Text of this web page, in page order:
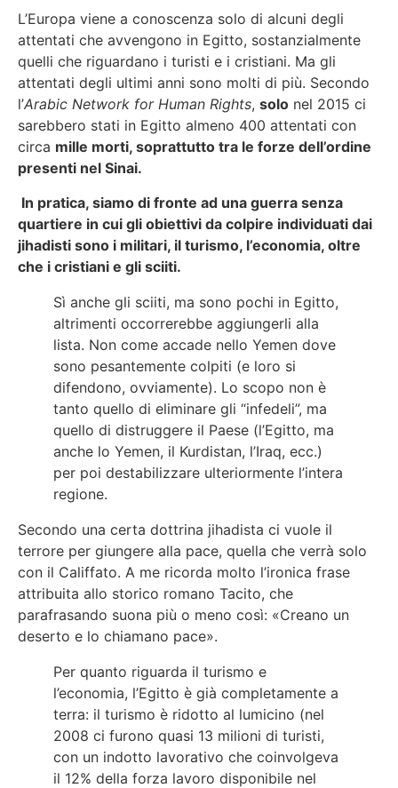
L’Europa viene a conoscenza solo di alcuni degli
attentati che avvengono in Egitto, sostanzialmente
quelli che riguardano i turisti e i cristiani. Ma gli
attentati degli ultimi anni sono molti di più. Secondo
l’Arabic Network for Human Rights, solo nel 2015 ci
sarebbero stati in Egitto almeno 400 attentati con
circa mille morti, soprattutto tra le forze dell’ordine
presenti nel Sinai.
In pratica, siamo di fronte ad una guerra senza
quartiere in cui gli obiettivi da colpire individuati dai
jihadisti sono i militari, il turismo, l’economia, oltre
che i cristiani e gli sciiti.
Sì anche gli sciiti, ma sono pochi in Egitto,
altrimenti occorrerebbe aggiungerli alla
lista. Non come accade nello Yemen dove
sono pesantemente colpiti (e loro si
difendono, ovviamente). Lo scopo non è
tanto quello di eliminare gli “infedeli”, ma
quello di distruggere il Paese (l’Egitto, ma
anche lo Yemen, il Kurdistan, l’Iraq, ecc.)
per poi destabilizzare ulteriormente l’intera
regione.
Secondo una certa dottrina jihadista ci vuole il
terrore per giungere alla pace, quella che verrà solo
con il Califfato. A me ricorda molto l’ironica frase
attribuita allo storico romano Tacito, che
parafrasando suona più o meno così: «Creano un
deserto e lo chiamano pace».
Per quanto riguarda il turismo e
l’economia, l’Egitto è già completamente a
terra: il turismo è ridotto al lumicino (nel
2008 ci furono quasi 13 milioni di turisti,
con un indotto lavorativo che coinvolgeva
il 12% della forza lavoro disponibile nel